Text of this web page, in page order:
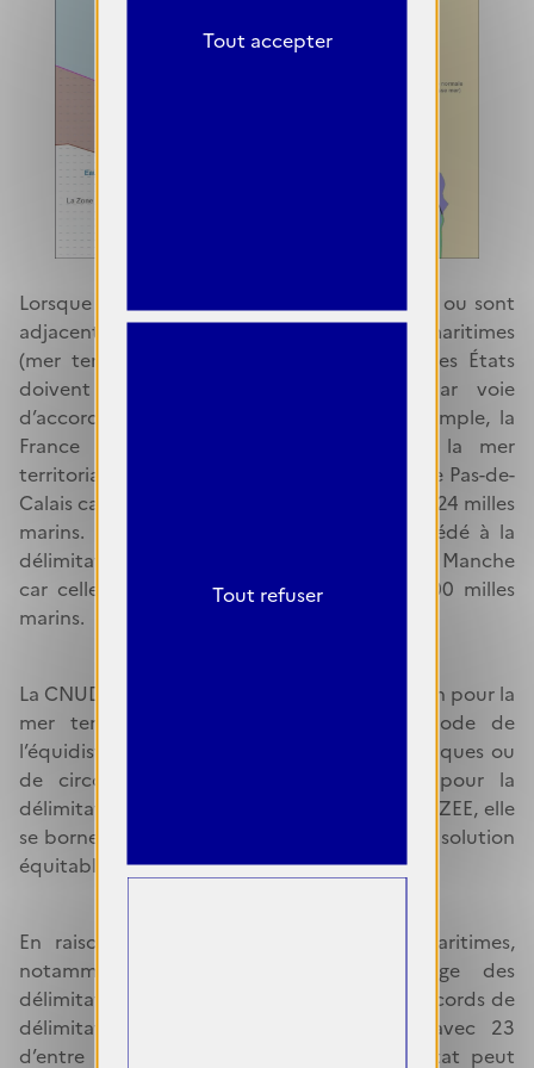
Lorsque les côtes de deux États se font face ou sont
adjacentes de telle sorte que leurs espaces maritimes
(mer territoriale ou ZEE) se chevauchent, ces États
doivent procéder à leur délimitation par voie
d’accord intergouvernemental. A titre d’exemple, la
France a procédé à la délimitation de la mer
territoriale avec celle du Royaume-Uni dans le Pas-de-
Calais car ce détroit a une largeur inférieure à 24 milles
marins. Les deux États ont également procédé à la
délimitation de leurs ZEE respectives dans la Manche
car celle-ci est d’une largeur inférieure à 400 milles
marins.
La CNUDM précise la méthode de délimitation pour la
mer territoriale : application de la méthode de
l’équidistance, sauf existence de titres historiques ou
de circonstances spéciales. En revanche pour la
délimitation du plateau continental ou de la ZEE, elle
se borne à préciser qu’elle doit aboutir à une solution
équitable.
En raison de l’étendue de ses espaces maritimes,
notamment outre-mer, la France partage des
délimitations maritimes avec 31 États. Des accords de
délimitation maritimes ont été conclus avec 23
d’entre eux, étant entendu qu’un même État peut
Tout accepter
Tout refuser